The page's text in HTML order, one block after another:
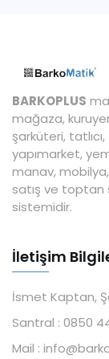
BARKOPLUS
mağaza,
şarküteri,
yapımarket,
manav,
satış ve toptan
sistemidir.
İletişim
İsmet Kaptan,
Santral : 0850
Mail :